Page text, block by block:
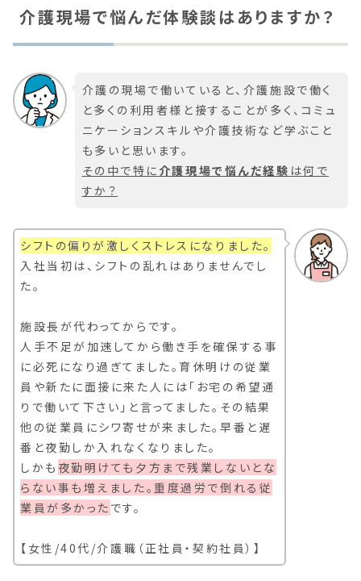
介護現場で悩んだ体験談はありますか？
介護の現場で働いていると、介護施設で働く
と多くの利用者様と接することが多く、コミュ
ニケーションスキルや介護技術など学ぶこと
も多いと思います。
その中で特に 介護現場で悩んだ経験 は何で
すか？
シフトの偏りが激しくストレスになりました。
入社当初は、シフトの乱れはありませんでし
た。
施設長が代わってからです。
人手不足が加速してから働き手を確保する事
に必死になり過ぎてました。育休明けの従業
員や新たに面接に来た人には「お宅の希望通
りで働いて下さい」と言ってました。その結果
他の従業員にシワ寄せが来ました。早番と遅
番と夜勤しか入れなくなりました。
しかも 夜勤明けても夕方まで残業しないとな
らない事も増えました。重度過労で倒れる従
業員が多かった です。
【女性/40代/介護職（正社員・契約社員）】